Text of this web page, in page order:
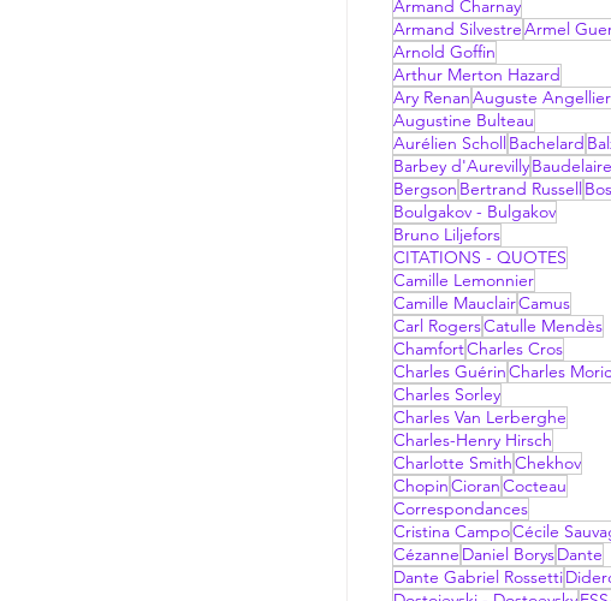
Armand Charnay
Armand SilvestreArmel
Arnold Goffin
Arthur Merton Hazard
Ary RenanAuguste Angellier
Augustine Bulteau
Aurélien Scholl Bachelard
Barbey d'AurevillyBaudelaire
Bergson Bertrand Russell
Boulgakov - Bulgakov
Bruno Liljefors
CITATIONS - QUOTES
Camille Lemonnier
Camille MauclairCamus
Carl RogersCatulle Mendès
ChamfortCharles Cros
Charles GuérinCharles
Charles Sorley
Charles Van Lerberghe
Charles-Henry Hirsch
Charlotte SmithChekhov
ChopinCioranCocteau
Correspondances
Cristina CampoCécile
Cézanne Daniel BorysDante
Dante Gabriel Rossetti